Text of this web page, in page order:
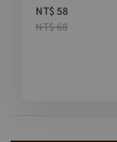
NT$ 58
NT$ 68